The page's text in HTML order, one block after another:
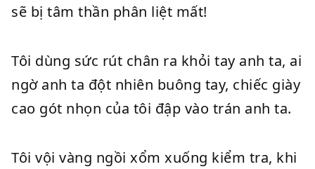
sẽ bị tâm thần phân liệt mất!
Tôi dùng sức rút chân ra khỏi tay anh ta, ai
ngờ anh ta đột nhiên buông tay, chiếc giày
cao gót nhọn của tôi đập vào trán anh ta.
Tôi vội vàng ngồi xổm xuống kiểm tra, khi